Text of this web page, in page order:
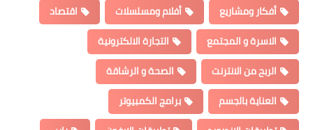
أفكار ومشاريع
أفلام ومسلسلات
اقتصاد
الاسرة و المجتمع
التجارة الالكترونية
الربح من الانترنت
الصحة و الرشاقة
العناية بالجسم
برامج الكمبيوتر